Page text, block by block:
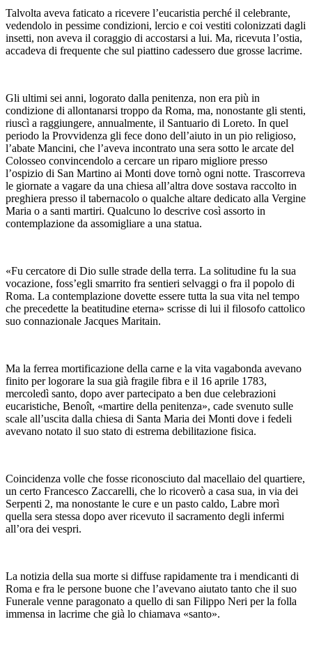
Talvolta aveva faticato a ricevere l’eucaristia perché il celebrante,
vedendolo in pessime condizioni, lercio e coi vestiti colonizzati dagli
insetti, non aveva il coraggio di accostarsi a lui. Ma, ricevuta l’ostia,
accadeva di frequente che sul piattino cadessero due grosse lacrime.
Gli ultimi sei anni, logorato dalla penitenza, non era più in
condizione di allontanarsi troppo da Roma, ma, nonostante gli stenti,
riuscì a raggiungere, annualmente, il Santuario di Loreto. In quel
periodo la Provvidenza gli fece dono dell’aiuto in un pio religioso,
l’abate Mancini, che l’aveva incontrato una sera sotto le arcate del
Colosseo convincendolo a cercare un riparo migliore presso
l’ospizio di San Martino ai Monti dove tornò ogni notte. Trascorreva
le giornate a vagare da una chiesa all’altra dove sostava raccolto in
preghiera presso il tabernacolo o qualche altare dedicato alla Vergine
Maria o a santi martiri. Qualcuno lo descrive così assorto in
contemplazione da assomigliare a una statua.
«Fu cercatore di Dio sulle strade della terra. La solitudine fu la sua
vocazione, foss’egli smarrito fra sentieri selvaggi o fra il popolo di
Roma. La contemplazione dovette essere tutta la sua vita nel tempo
che precedette la beatitudine eterna» scrisse di lui il filosofo cattolico
suo connazionale Jacques Maritain.
Ma la ferrea mortificazione della carne e la vita vagabonda avevano
finito per logorare la sua già fragile fibra e il 16 aprile 1783,
mercoledì santo, dopo aver partecipato a ben due celebrazioni
eucaristiche, Benoît, «martire della penitenza», cade svenuto sulle
scale all’uscita dalla chiesa di Santa Maria dei Monti dove i fedeli
avevano notato il suo stato di estrema debilitazione fisica.
Coincidenza volle che fosse riconosciuto dal macellaio del quartiere,
un certo Francesco Zaccarelli, che lo ricoverò a casa sua, in via dei
Serpenti 2, ma nonostante le cure e un pasto caldo, Labre morì
quella sera stessa dopo aver ricevuto il sacramento degli infermi
all’ora dei vespri.
La notizia della sua morte si diffuse rapidamente tra i mendicanti di
Roma e fra le persone buone che l’avevano aiutato tanto che il suo
Funerale venne paragonato a quello di san Filippo Neri per la folla
immensa in lacrime che già lo chiamava «santo».